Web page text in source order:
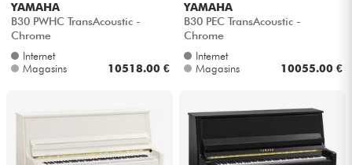
YAMAHA
B30 PWHC TransAcoustic -
Chrome
Internet
Magasins
10518.00 €
YAMAHA
B30 PEC TransAcoustic -
Chrome
Internet
Magasins
10055.00 €